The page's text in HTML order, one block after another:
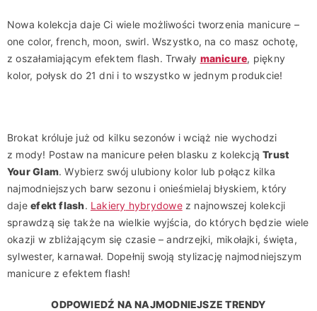
Nowa kolekcja daje Ci wiele możliwości tworzenia manicure –
one color, french, moon, swirl. Wszystko, na co masz ochotę,
z oszałamiającym efektem flash. Trwały manicure, piękny
kolor, połysk do 21 dni i to wszystko w jednym produkcie!
Brokat króluje już od kilku sezonów i wciąż nie wychodzi
z mody! Postaw na manicure pełen blasku z kolekcjąTrust
Your Glam. Wybierz swój ulubiony kolor lub połącz kilka
najmodniejszych barw sezonu i onieśmielaj błyskiem, który
dajeefekt flash. Lakiery hybrydowez najnowszej kolekcji
sprawdzą się także na wielkie wyjścia, do których będzie wiele
okazji w zbliżającym się czasie – andrzejki, mikołajki, święta,
sylwester, karnawał. Dopełnij swoją stylizację najmodniejszym
manicure z efektem flash!
ODPOWIEDŹ NA NAJMODNIEJSZE TRENDY